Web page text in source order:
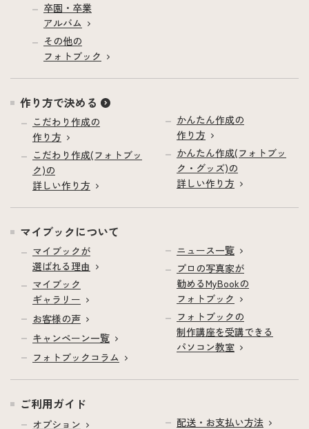
卒園・卒業
アルバム
その他の
フォトブック
作り方で決める
こだわり作成の
作り方
こだわり作成(フォトブッ
ク)の
詳しい作り方
かんたん作成の
作り方
かんたん作成(フォトブッ
ク・グッズ)の
詳しい作り方
マイブックについて
マイブックが
選ばれる理由
マイブック
ギャラリー
お客様の声
キャンペーン一覧
フォトブックコラム
ニュース一覧
プロの写真家が
勧めるMyBookの
フォトブック
フォトブックの
制作講座を受講できる
パソコン教室
ご利用ガイド
オプション
配送・お支払い方法